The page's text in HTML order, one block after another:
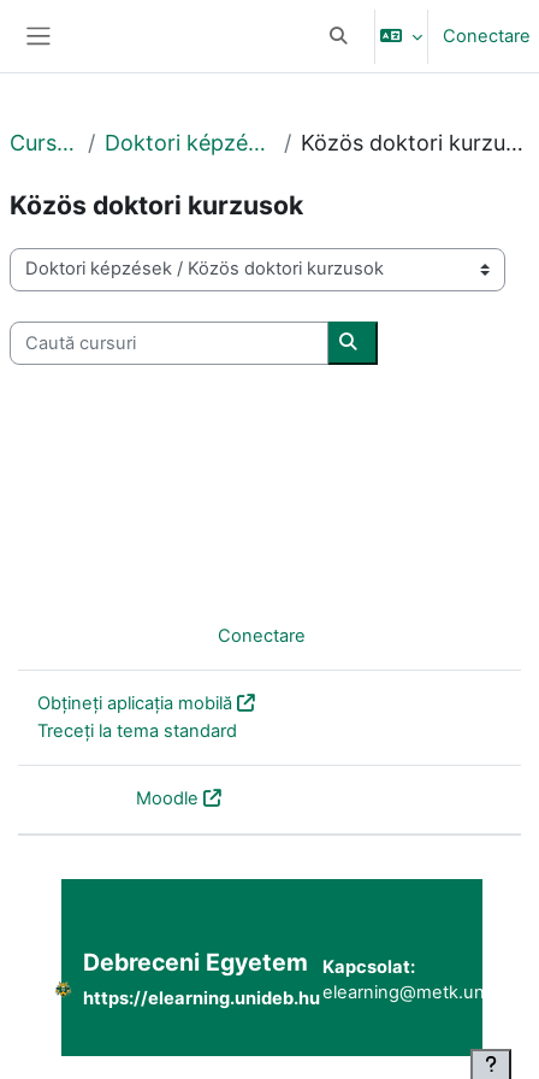
Afișați căutareaConectare
Cursuri Doktori képzések Közös doktori kurzusok
Közös doktori kurzusok
Categorii curs
Caută cursuri
Caută cursuri
Conectare
Obțineți aplicația mobilă
Treceți la tema standard
Moodle
Debreceni Egyetem
https://elearning.unideb.hu
Kapcsolat: